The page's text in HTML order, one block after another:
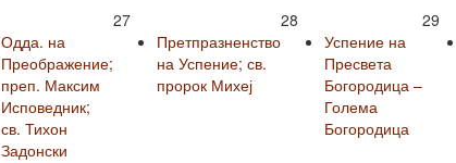
Одда. на
Преображение;
преп. Максим
Исповедник;
св. Тихон
Задонски
27
Претпразненство
на Успение; св.
пророк Михеј
28
Успение на
Пресвета
Богородица –
Голема
Богородица
29